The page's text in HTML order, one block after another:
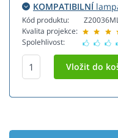
KOMPATIBILNÍ
Kód produktu:
Kvalita projekce:
Spolehlivost: